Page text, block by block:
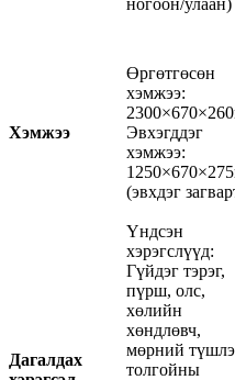
Хэмжээ
Өргөтгөсөн
хэмжээ:
Эвхэгддэг
хэмжээ:
(эвхдэг
Дагалдах
Үндсэн
хэрэгслүүд:
Гүйдэг тэрэг,
пүрш, олс,
хөлийн
хөндлөвч,
мөрний
толгойны